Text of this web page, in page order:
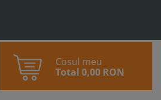
Cosul meu
Total 0,00 RON